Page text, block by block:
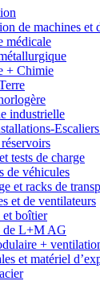
de machines et
médicale
+ Chimie
industrielle
tests de charge
de véhicules
et racks de
et de ventilateurs
et boîtier
de L+M AG
+
et matériel